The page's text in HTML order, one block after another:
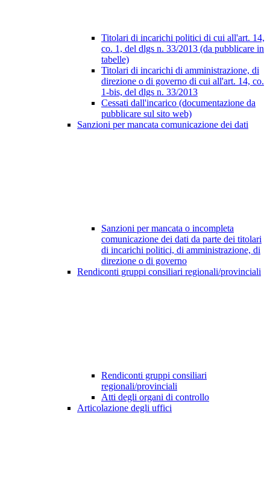
Titolari di incarichi politici di cui all'art. 14,
co. 1, del dlgs n. 33/2013 (da pubblicare in
tabelle)
Titolari di incarichi di amministrazione, di
direzione o di governo di cui all'art. 14, co.
1-bis, del dlgs n. 33/2013
Cessati dall'incarico (documentazione da
pubblicare sul sito web)
Sanzioni per mancata comunicazione dei dati
Sanzioni per mancata o incompleta
comunicazione dei dati da parte dei titolari
di incarichi politici, di amministrazione, di
direzione o di governo
Rendiconti gruppi consiliari regionali/provinciali
Rendiconti gruppi consiliari
regionali/provinciali
Atti degli organi di controllo
Articolazione degli uffici